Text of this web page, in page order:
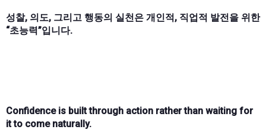
성찰, 의도, 그리고 행동의 실천은 개인적, 직업적 발전을 위한
“초능력”입니다.
Confidence is built through action rather than waiting for
it to come naturally.